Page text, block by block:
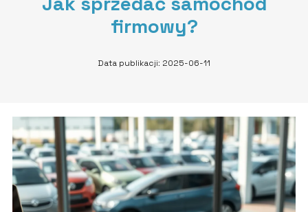
firmowy?
Data publikacji: 2025-06-11